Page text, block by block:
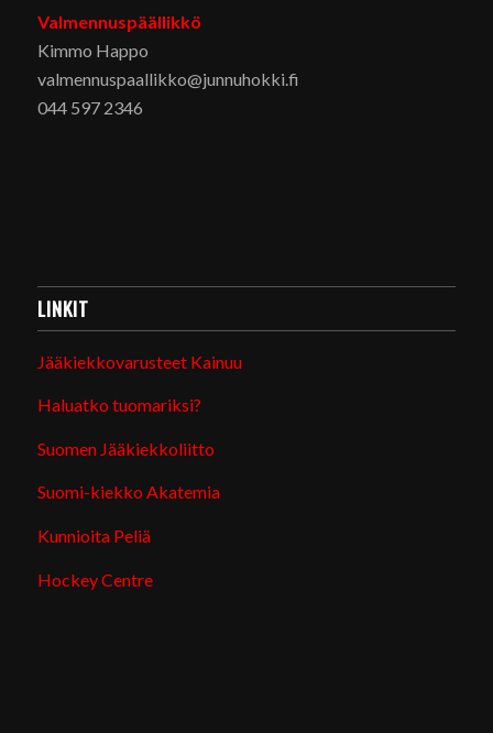
Valmennuspäällikkö
Kimmo Happo
valmennuspaallikko@junnuhokki.fi
044 597 2346
LINKIT
Jääkiekkovarusteet Kainuu
Haluatko tuomariksi?
Suomen Jääkiekkoliitto
Suomi-kiekko Akatemia
Kunnioita Peliä
Hockey Centre